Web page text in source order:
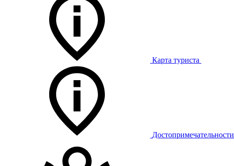
Карта туриста
Достопримечательности